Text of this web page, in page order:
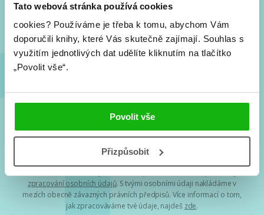
Tato webová stránka používá cookies
cookies? Používáme je třeba k tomu, abychom Vám
doporučili knihy, které Vás skutečně zajímají. Souhlas s
využitím jednotlivých dat udělíte kliknutím na tlačítko
„Povolit vše“.
Povolit vše
Přizpůsobit
a seriálové adaptace a další.
zpracování osobních údajů. S tvými osobními údaji nakládáme v
mezích obecně závazných právních předpisů. Více informací o tom,
jak zpracováváme tvé údaje, najdeš zde.